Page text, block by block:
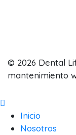
© 2026 Dental
mantenimiento
Inicio
Nosotros